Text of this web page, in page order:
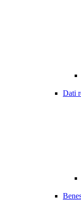
Dati